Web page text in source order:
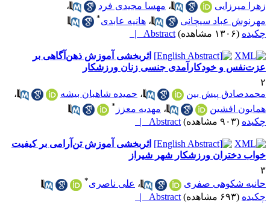
میرزایی
،مهسا مجیدی فرد
،
عباد سیچانی
،هانیه عابدی
(۱۳۰۶ مشاهده) Abstract |
اثربخشی آموزش ذهن‌آگاهی بر
و خودکارآمدی جنسی زنان ورزشکار
پیش بین
،حمیده شاهبان بیشه
،
افشین
،مهدیه معزز *
(۹۰۳ مشاهده) Abstract |
اثربخشی آموزش تن‌آرامی بر کیفیت
دختران ورزشکار شهر شیراز
شکوهی صفری
،علی ناصری
(۶۹۳ مشاهده) Abstract |